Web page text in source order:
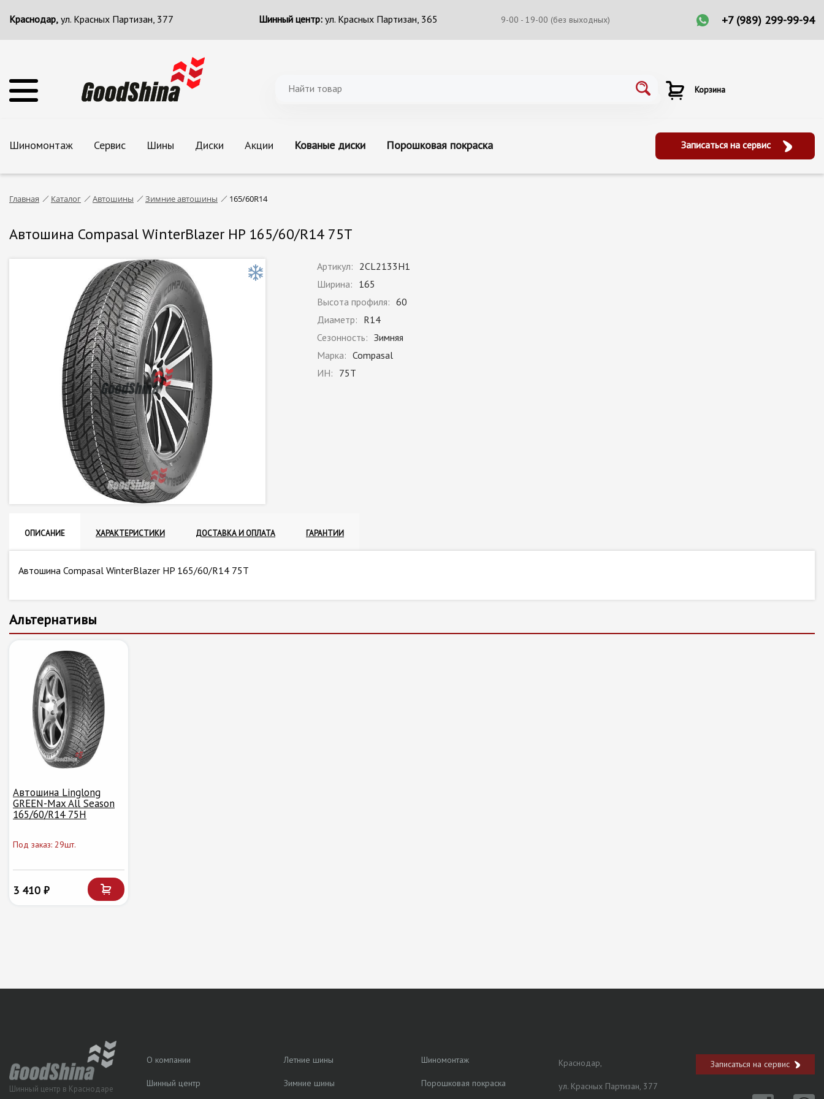
Краснодар, ул. Красных Партизан, 377 Шинный центр:ул. Красных Партизан, 365 9-00 - 19-00 (без выходных) +7 (989) 299-99-94
Корзина
Шиномонтаж Сервис Шины Диски Акции Кованые диски Порошковая покраска Записаться на сервис
Главная Каталог Автошины Зимние автошины 165/60R14
Автошина Compasal WinterBlazer HP 165/60/R14 75T
Артикул: 2CL2133H1
Ширина: 165
Высота профиля: 60
Диаметр: R14
Сезонность: Зимняя
Марка: Compasal
ИН: 75T
ОПИСАНИЕ ХАРАКТЕРИСТИКИ ДОСТАВКА И ОПЛАТА ГАРАНТИИ
Автошина Compasal WinterBlazer HP 165/60/R14 75T
Альтернативы
Автошина Linglong
GREEN-Max All Season
165/60/R14 75H
Под заказ: 29шт.
3 410 ₽
Шинный центр в Краснодаре
О компании
Шинный центр
Летние шины
Зимние шины
Шиномонтаж
Порошковая покраска
Краснодар,
ул. Красных Партизан, 377
Записаться на сервис